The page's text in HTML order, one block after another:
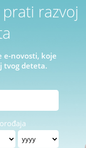
razvoj
e-novosti, koje
tvog deteta.